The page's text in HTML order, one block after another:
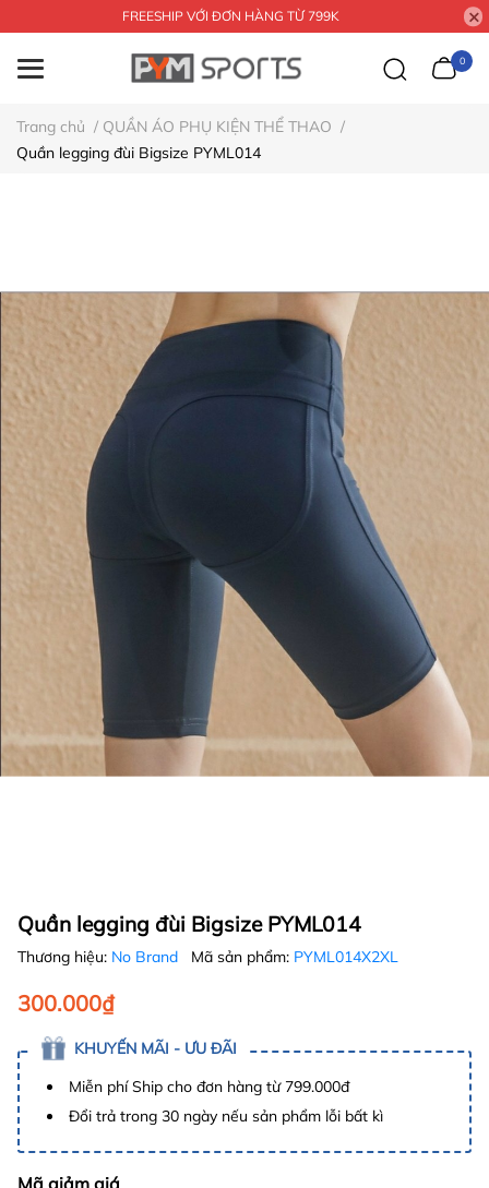
FREESHIP VỚI ĐƠN HÀNG TỪ 799K
0
Trang chủ / QUẦN ÁO PHỤ KIỆN THỂ THAO /
Quần legging đùi Bigsize PYML014
Quần legging đùi Bigsize PYML014
Thương hiệu: No Brand Mã sản phẩm: PYML014X2XL
300.000₫
KHUYẾN MÃI - ƯU ĐÃI
Miễn phí Ship cho đơn hàng từ 799.000đ
Đổi trả trong 30 ngày nếu sản phẩm lỗi bất kì